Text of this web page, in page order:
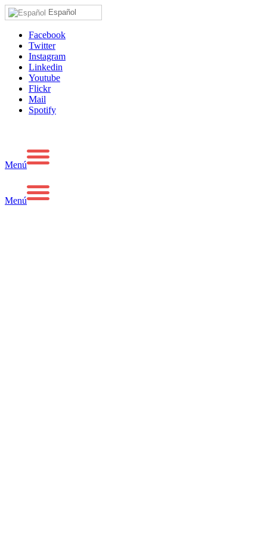
Español
Facebook
Twitter
Instagram
Linkedin
Youtube
Flickr
Mail
Spotify
Menú
Menú